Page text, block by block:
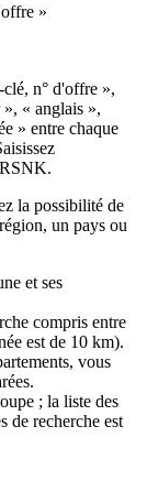
»
n° d'offre »,
« anglais »,
» entre chaque
la possibilité de
un pays ou
et ses
compris entre
est de 10 km).
vous
; la liste des
de recherche est